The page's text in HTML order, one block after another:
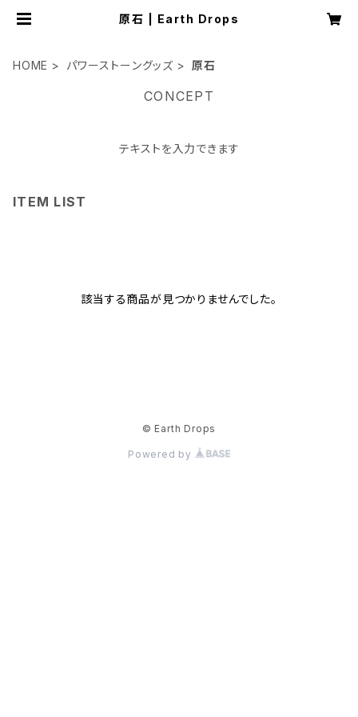
原石 | Earth Drops
HOME パワーストーングッズ 原石
CONCEPT
テキストを入力できます
ITEM LIST
該当する商品が見つかりませんでした。
© Earth Drops
Powered by